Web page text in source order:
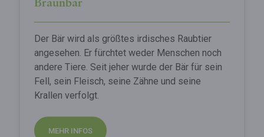
Braunbär
Der Bär wird als größtes irdisches Raubtier
angesehen. Er fürchtet weder Menschen noch
andere Tiere. Seit jeher wurde der Bär für sein
Fell, sein Fleisch, seine Zähne und seine
Krallen verfolgt.
MEHR INFOS